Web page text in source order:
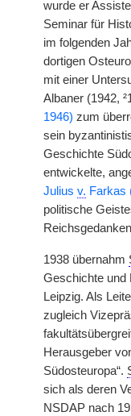
wurde er
Seminar für
im folgenden
dortigen
mit einer
Albaner (1942,
1946) zum
sein
Geschichte
entwickelte,
Julius v. Farkas
politische
1938 übernahm
Geschichte und
Leipzig. Als
zugleich
Herausgeber
Südosteuropa“.
sich als deren
NSDAP nach